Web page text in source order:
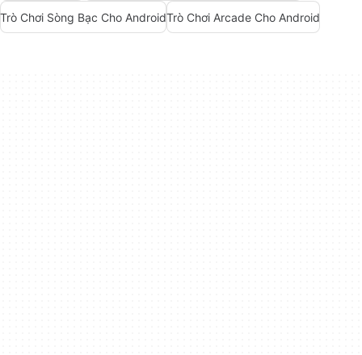
Trò Chơi Sòng Bạc Cho AndroidTrò Chơi Arcade Cho Android